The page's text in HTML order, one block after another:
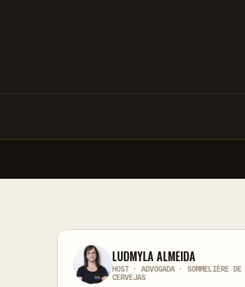
LUDMYLA ALMEIDA
HOST · ADVOGADA · SOMMELIÈRE DE
CERVEJAS